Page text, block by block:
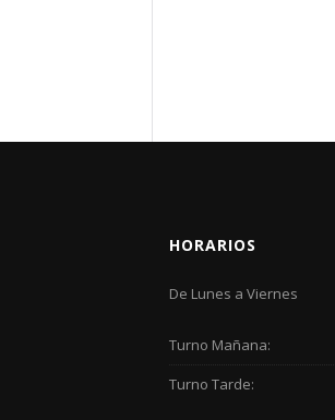
HORARIOS
De Lunes a Viernes
Turno Mañana:
Turno Tarde: